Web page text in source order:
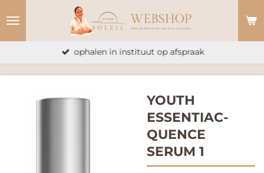
direct
hoofdinhoud
ophalen in instituut op afspraak
YOUTH
ESSENTIAC-
QUENCE
SERUM 1